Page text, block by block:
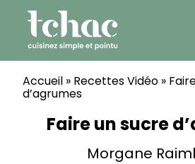
content
Accueil » Recettes Vidéo »
d’agrumes
Faire un sucre
Morgane